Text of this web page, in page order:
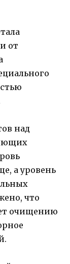
от
над
а уровень
что
очищению